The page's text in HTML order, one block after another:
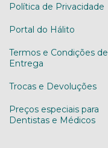
Política de Privacidade
Portal do Hálito
Termos e Condições de
Entrega
Trocas e Devoluções
Preços especiais para
Dentistas e Médicos